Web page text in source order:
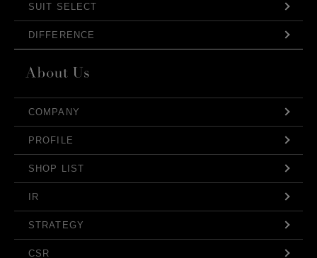
SUIT SELECT
DIFFERENCE
COMPANY
PROFILE
SHOP LIST
IR
STRATEGY
CSR